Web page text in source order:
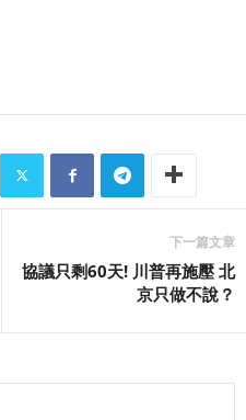
下一篇文章
協議只剩60天! 川普再施壓 北
京只做不說？